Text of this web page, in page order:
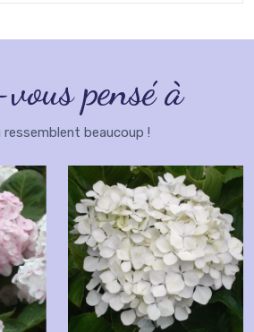
pensé à
ressemblent beaucoup !